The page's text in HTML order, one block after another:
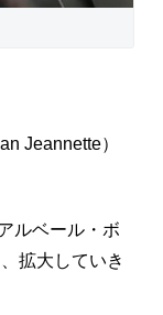
Jeannette）
ルベール・ボ
拡大していき